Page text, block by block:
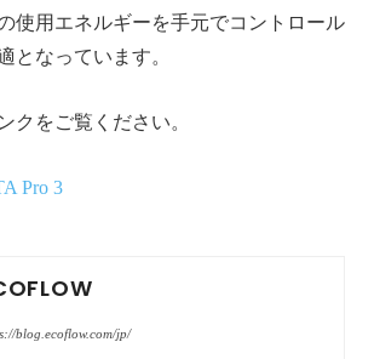
使用エネルギーを手元でコントロール
となっています。
クをご覧ください。
Pro 3
blog.ecoflow.com/jp/